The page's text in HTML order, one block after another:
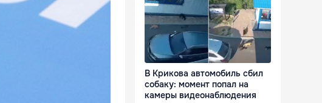
В Крикова автомобиль сбил
собаку: момент попал на
камеры видеонаблюдения